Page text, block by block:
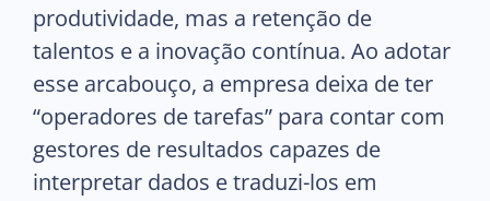
produtividade, mas a retenção de
talentos e a inovação contínua. Ao adotar
esse arcabouço, a empresa deixa de ter
“operadores de tarefas” para contar com
gestores de resultados capazes de
interpretar dados e traduzi-los em